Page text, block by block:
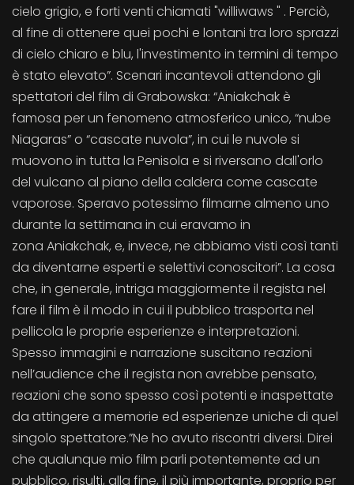
cielo grigio, e forti venti chiamati "williwaws " . Perciò,
al fine di ottenere quei pochi e lontani tra loro sprazzi
di cielo chiaro e blu, l'investimento in termini di tempo
è stato elevato”. Scenari incantevoli attendono gli
spettatori del film di Grabowska: “Aniakchak è
famosa per un fenomeno atmosferico unico, “nube
Niagaras” o “cascate nuvola”, in cui le nuvole si
muovono in tutta la Penisola e si riversano dall'orlo
del vulcano al piano della caldera come cascate
vaporose. Speravo potessimo filmarne almeno uno
durante la settimana in cui eravamo in
zona Aniakchak, e, invece, ne abbiamo visti così tanti
da diventarne esperti e selettivi conoscitori”. La cosa
che, in generale, intriga maggiormente il regista nel
fare il film è il modo in cui il pubblico trasporta nel
pellicola le proprie esperienze e interpretazioni.
Spesso immagini e narrazione suscitano reazioni
nell’audience che il regista non avrebbe pensato,
reazioni che sono spesso così potenti e inaspettate
da attingere a memorie ed esperienze uniche di quel
singolo spettatore.”Ne ho avuto riscontri diversi. Direi
che qualunque mio film parli potentemente ad un
pubblico, risulti, alla fine, il più importante, proprio per